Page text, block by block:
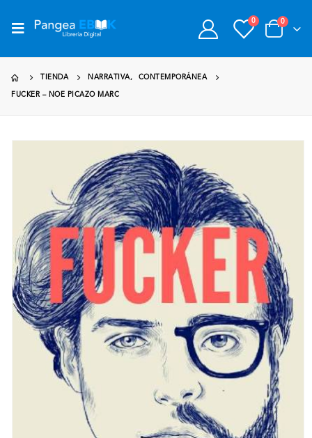
0 0
TIENDA NARRATIVA, CONTEMPORÁNEA
FUCKER – NOE PICAZO MARC